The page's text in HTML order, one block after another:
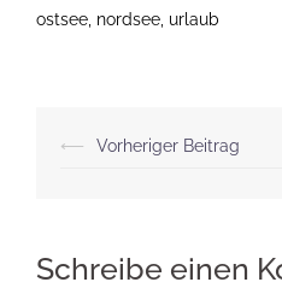
ostsee, nordsee, urlaub
⟵ Vorheriger Beitrag
Schreibe einen